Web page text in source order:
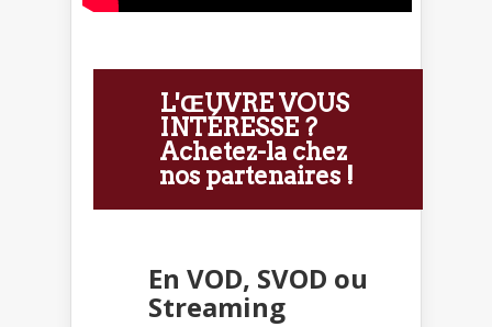
L'ŒUVRE VOUS
INTÉRESSE ?
Achetez-la chez
nos partenaires !
En VOD, SVOD ou
Streaming